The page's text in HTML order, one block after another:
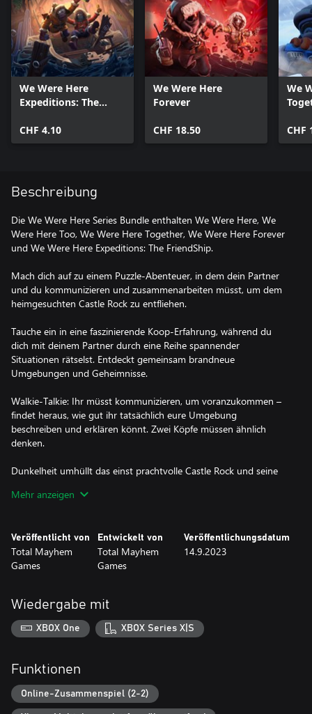
We Were Here
Expeditions: The
CHF 4.10
We Were Here
Forever
CHF 18.50
We
CHF
Beschreibung
Die We Were Here Series Bundle enthalten We Were Here, We
Were Here Too, We Were Here Together, We Were Here Forever
und We Were Here Expeditions: The FriendShip.
Mach dich auf zu einem Puzzle-Abenteuer, in dem dein Partner
und du kommunizieren und zusammenarbeiten müsst, um dem
heimgesuchten Castle Rock zu entfliehen.
Tauche ein in eine faszinierende Koop-Erfahrung, während du
dich mit deinem Partner durch eine Reihe spannender
Situationen rätselst. Entdeckt gemeinsam brandneue
Umgebungen und Geheimnisse.
Walkie-Talkie: Ihr müsst kommunizieren, um voranzukommen –
findet heraus, wie gut ihr tatsächlich eure Umgebung
beschreiben und erklären könnt. Zwei Köpfe müssen ähnlich
denken.
Dunkelheit umhüllt das einst prachtvolle Castle Rock und seine
grausamen Schicksal der gefallenen Zitadelle enthüllen und
Walkie-Talkie: Ihr müsst kommunizieren, um voranzukommen –
findet heraus, wie gut ihr tatsächlich eure Umgebung
Mehr anzeigen
Veröffentlicht von
Total Mayhem
Games
Entwickelt von
Total Mayhem
Games
Veröffentlichungsdatum
14.9.2023
Wiedergabe mit
XBOX One XBOX Series X|S
Funktionen
Online-Zusammenspiel (2-2)